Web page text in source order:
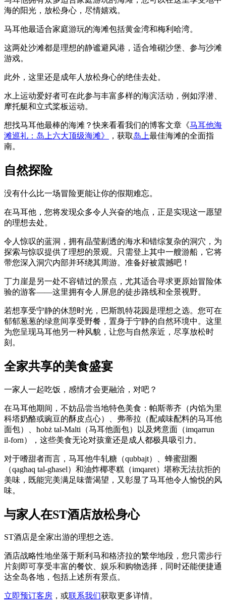
海的阳光，放松身心，尽情嬉戏。
马耳他最适合家庭游玩的海滩包括黄金湾和梅利哈湾。
这两处沙滩都是理想的静谧避风港，适合堆砌沙堡、参与沙滩
游戏。
此外，这里还是成年人放松身心的绝佳去处。
水上运动爱好者可在此参与丰富多样的海滨活动，例如浮潜、
摩托艇和立式桨板运动。
想找马耳他最棒的海滩？快来看看我们的博客文章《马耳他海
滩巡礼：岛上六大顶级海滩》
，获取岛上最佳海滩的全面指
南。
自然探险
没有什么比一场冒险更能让你的假期难忘。
在马耳他，您将发现众多令人兴奋的地点，正是实现这一愿望
的理想去处。
令人惊叹的蓝洞，拥有晶莹剔透的海水和错综复杂的洞穴，为
探索与惊叹提供了理想的景观。只需登上其中一艘游船，它将
带您深入洞穴内部并环绕其周游。准备好被震撼吧！
丁力崖是另一处不容错过的景点，尤其适合寻求更原始冒险体
验的游客——这里拥有令人屏息的徒步路线和全景视野。
若想享受宁静的休憩时光，巴斯凯特花园是理想之选。您可在
郁郁葱葱的绿意间享受野餐，置身于宁静的自然环境中。这里
为您呈现马耳他另一种风貌，让您与自然亲近，尽享放松时
刻。
全家共享的美食盛宴
一家人一起吃饭，感情才会更融洽，对吧？
在马耳他期间，不妨品尝当地特色美食：帕斯蒂齐（内馅为里
科塔奶酪或豌豆的酥皮点心）、弗蒂拉（配咸味配料的马耳他
面包）、ħobż tal-Malti（马耳他面包）以及烤意面（imqarrun
il-forn），这些美食无论对孩童还是成人都极具吸引力。
对于嗜甜者而言，马耳他牛轧糖（qubbajt）、蜂蜜甜圈
（qagħaq tal-għasel）和油炸椰枣糕（imqaret）堪称无法抗拒的
美味，既能完美满足味蕾渴望，又彰显了马耳他令人愉悦的风
味。
与家人在ST酒店放松身心
ST酒店是全家出游的理想之选。
酒店战略性地坐落于斯利马和格济拉的繁华地段，您只需步行
片刻即可享受丰富的餐饮、娱乐和购物选择，同时还能便捷通
达全岛各地，包括上述所有景点。
立即预订客房 ，或联系我们获取更多详情。